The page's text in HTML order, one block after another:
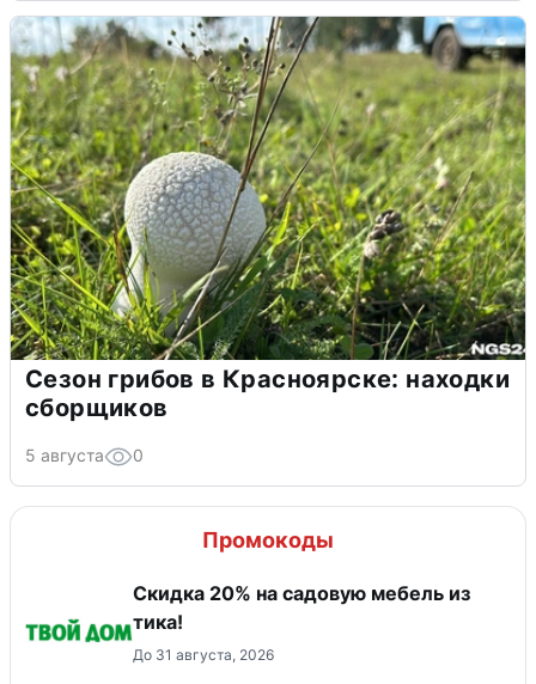
Сезон грибов в Красноярске: находки
сборщиков
5 августа 0
Промокоды
Скидка 20% на садовую мебель из
тика!
До 31 августа, 2026